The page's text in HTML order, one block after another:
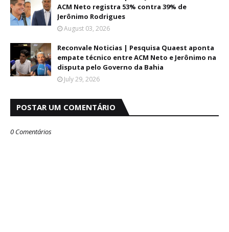
ACM Neto registra 53% contra 39% de
Jerônimo Rodrigues
August 03, 2026
Reconvale Noticias | Pesquisa Quaest aponta
empate técnico entre ACM Neto e Jerônimo na
disputa pelo Governo da Bahia
July 29, 2026
POSTAR UM COMENTÁRIO
0 Comentários